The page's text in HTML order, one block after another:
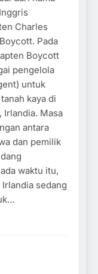
Charles
Pada
Boycott
pengelola
untuk
kaya di
Irlandia. Masa
antara
dan pemilik
waktu itu,
sedang